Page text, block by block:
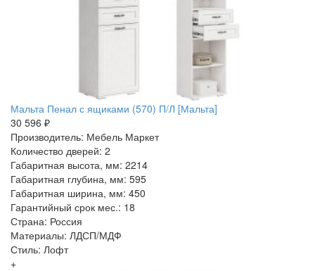
Мальта Пенал с ящиками (570) П/Л [Мальта]
30 596 ₽
Производитель: Мебель Маркет
Количество дверей: 2
Габаритная высота, мм: 2214
Габаритная глубина, мм: 595
Габаритная ширина, мм: 450
Гарантийный срок мес.: 18
Страна: Россия
Материалы: ЛДСП/МДФ
Стиль: Лофт
+